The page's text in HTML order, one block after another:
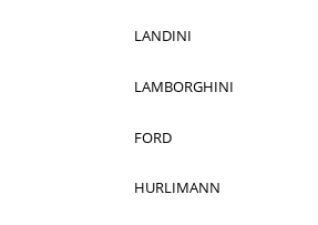
LANDINI
LAMBORGHINI
FORD
HURLIMANN